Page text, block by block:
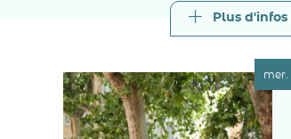
Plus d'infos
mer.